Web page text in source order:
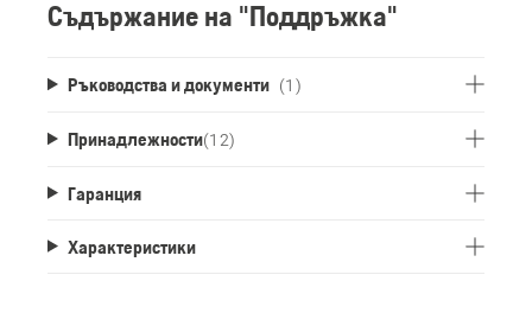
Съдържание на "Поддръжка"
Ръководства и документи (1)
Принадлежности(12)
Гаранция
Характеристики